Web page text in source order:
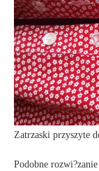
Zatrzaski przyszyte
Podobne